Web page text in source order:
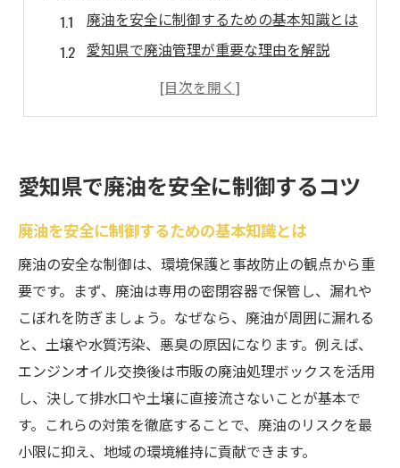
廃油を安全に制御するための基本知識とは
愛知県で廃油管理が重要な理由を解説
廃油漏れを防ぐための取り扱いポイント
廃油処理に迷った時の愛知県での選択肢
愛知県で選べる廃油処理の主な方法紹介
廃油回収サービスと自治体回収の違い
廃油回収業者の選び方と利用時の注意点
廃油持ち込み時に知っておきたい基礎知識
廃油処理に困ったときの相談先とは
廃油無料回収と有料処理の比較ポイント
エンジンオイル廃油の正しい手順と注意点
廃油を正しく処理するための手順解説
愛知県で廃油を安全に制御するコツ
廃油を安全に制御するための基本知識とは
廃油の安全な制御は、環境保護と事故防止の観点から重
要です。まず、廃油は専用の密閉容器で保管し、漏れや
こぼれを防ぎましょう。なぜなら、廃油が周囲に漏れる
と、土壌や水質汚染、悪臭の原因になります。例えば、
エンジンオイル交換後は市販の廃油処理ボックスを活用
し、決して排水口や土壌に直接流さないことが基本で
す。これらの対策を徹底することで、廃油のリスクを最
小限に抑え、地域の環境維持に貢献できます。